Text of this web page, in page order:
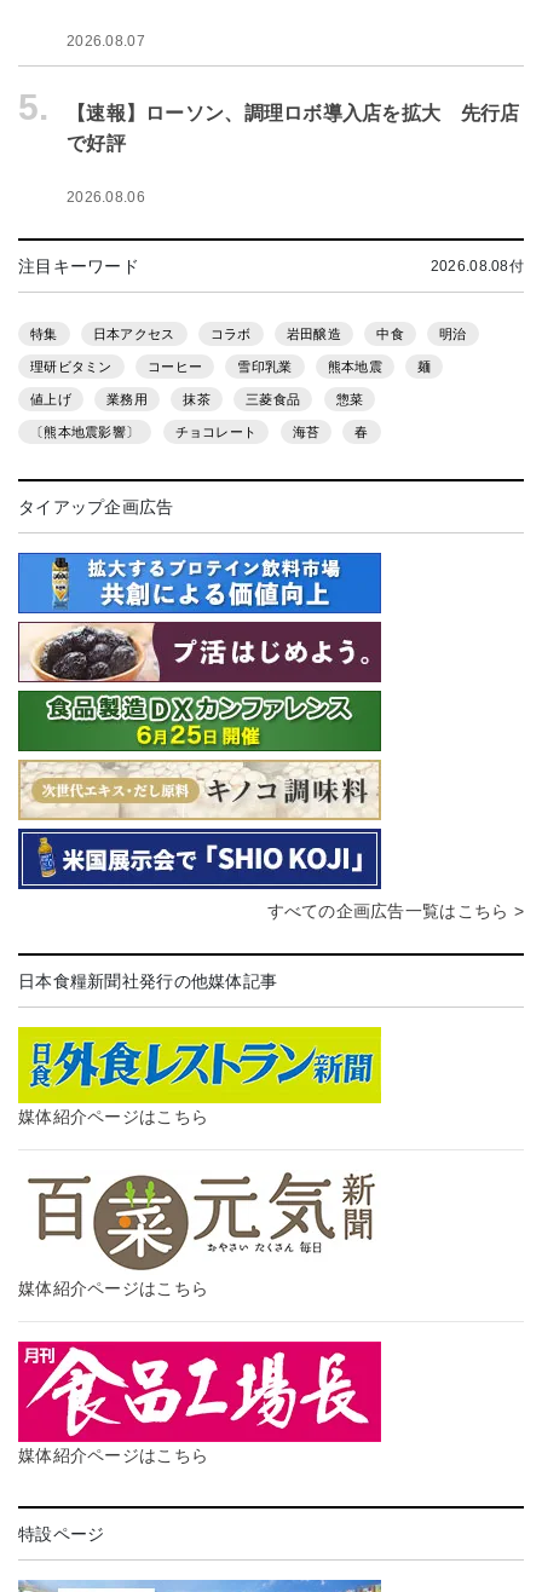
2026.08.07
5.
【速報】ローソン、調理ロボ導入店を拡大 先行店
で好評
2026.08.06
注目キーワード 2026.08.08付
特集 日本アクセス コラボ 岩田醸造 中食 明治
理研ビタミン コーヒー 雪印乳業 熊本地震 麺
値上げ 業務用 抹茶 三菱食品 惣菜
〔熊本地震影響〕 チョコレート 海苔 春
タイアップ企画広告
すべての企画広告一覧はこちら >
日本食糧新聞社発行の他媒体記事
媒体紹介ページはこちら
媒体紹介ページはこちら
媒体紹介ページはこちら
特設ページ